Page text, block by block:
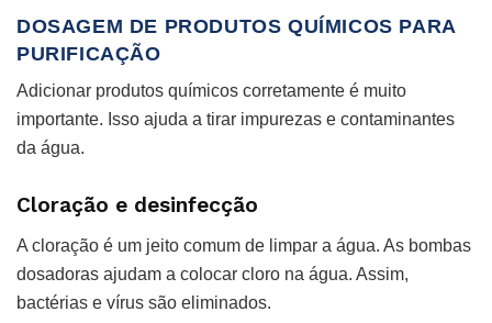
DOSAGEM DE PRODUTOS QUÍMICOS PARA
PURIFICAÇÃO
Adicionar produtos químicos corretamente é muito
importante. Isso ajuda a tirar impurezas e contaminantes
da água.
Cloração e desinfecção
A cloração é um jeito comum de limpar a água. As bombas
dosadoras ajudam a colocar cloro na água. Assim,
bactérias e vírus são eliminados.